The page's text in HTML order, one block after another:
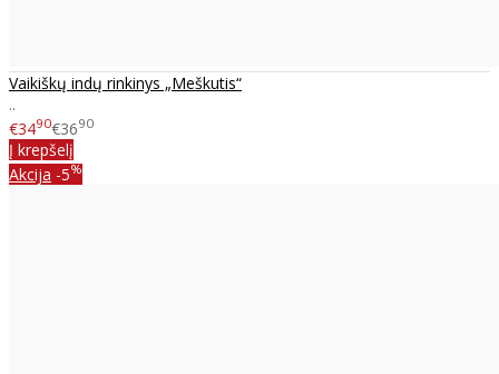
Vaikiškų indų rinkinys „Meškutis“
..
€3490€3690
Į krepšelį
Akcija -5%